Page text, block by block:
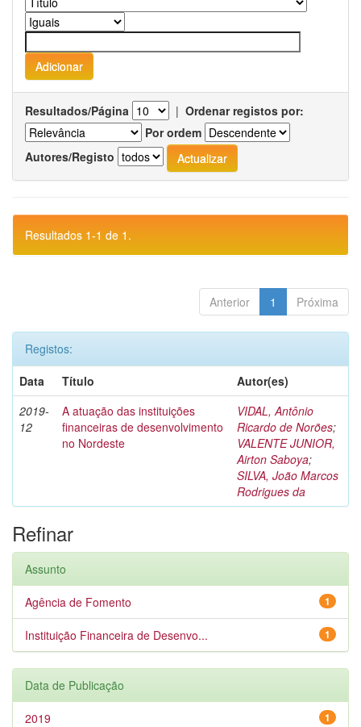
Resultados/Página | Ordenar registos por:
Por ordem
Autores/Registo
Resultados 1-1 de 1.
Anterior 1 Próxima
Registos:
Data
Título
Autor(es)
2019-
12
A atuação das instituições
financeiras de desenvolvimento
no Nordeste
VIDAL, Antônio
Ricardo de Norões;
VALENTE JUNIOR,
Airton Saboya;
SILVA, João Marcos
Rodrigues da
Refinar
Assunto
1
Agência de Fomento
1
Instituição Financeira de Desenvo...
Data de Publicação
1
2019